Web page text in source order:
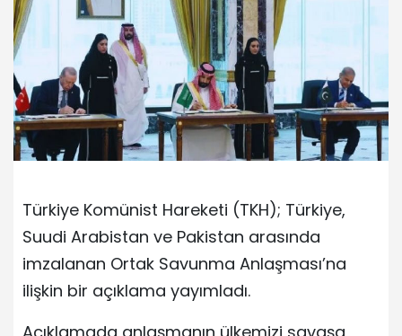
Türkiye Komünist Hareketi (TKH); Türkiye,
Suudi Arabistan ve Pakistan arasında
imzalanan Ortak Savunma Anlaşması’na
ilişkin bir açıklama yayımladı.